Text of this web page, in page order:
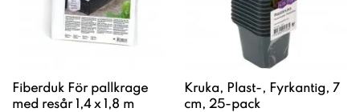
Fiberduk För pallkrage
med resår 1,4 x 1,8 m
Kruka, Plast-, Fyrkantig, 7
cm, 25-pack